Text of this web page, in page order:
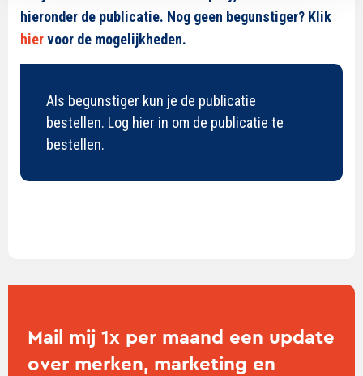
hieronder de publicatie. Nog geen begunstiger? Klik
hiervoor de mogelijkheden.
Als begunstiger kun je de publicatie
bestellen. Log hier in om de publicatie te
bestellen.
Mail mij 1x per maand een update
over merken, marketing en